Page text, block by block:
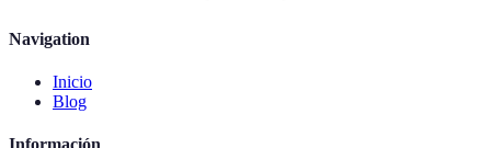
Navigation
Inicio
Blog